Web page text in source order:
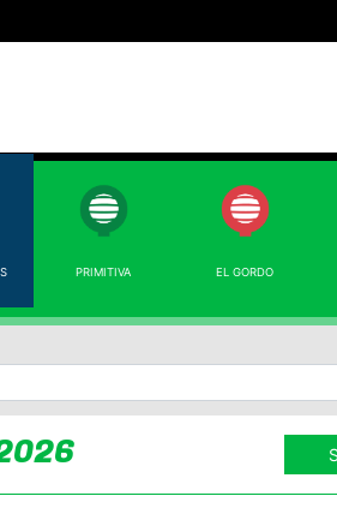
PRIMITIVA EL GORDO